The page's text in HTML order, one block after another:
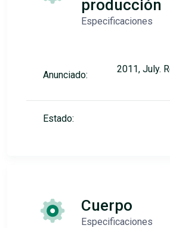
producción
Especificaciones
Anunciado:
2011, July.
Estado:
Cuerpo
Especificaciones